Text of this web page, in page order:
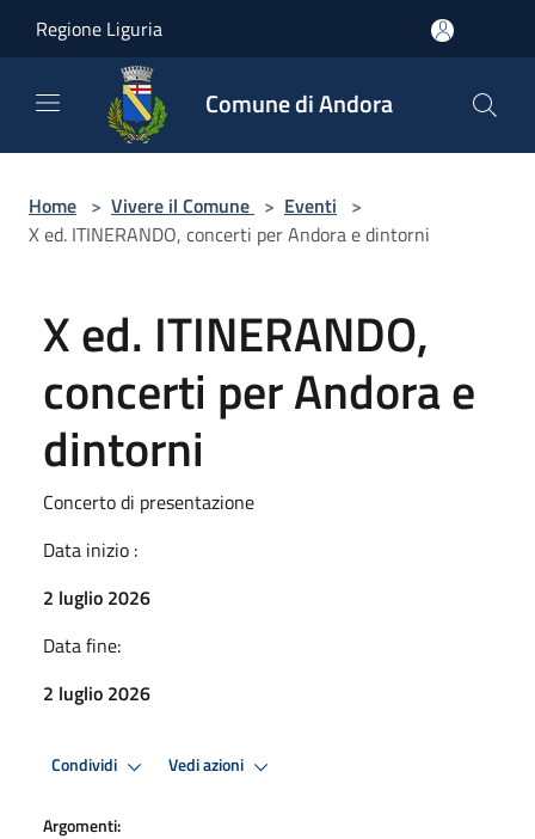
Regione Liguria
Comune di Andora
Home > Vivere il Comune > Eventi >
X ed. ITINERANDO, concerti per Andora e dintorni
X ed. ITINERANDO,
concerti per Andora e
dintorni
Concerto di presentazione
Data inizio :
2 luglio 2026
Data fine:
2 luglio 2026
Condividi Vedi azioni
Argomenti: